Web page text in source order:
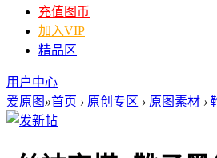
充值图币
加入VIP
精品区
用户中心
爱原图 »首页 › 原创专区 › 原图素材 ›